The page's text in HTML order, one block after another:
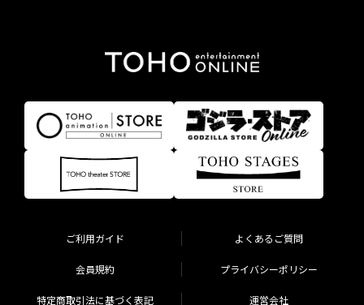
ご利用ガイド よくあるご質問
会員規約 プライバシーポリシー
特定商取引法に基づく表記 運営会社